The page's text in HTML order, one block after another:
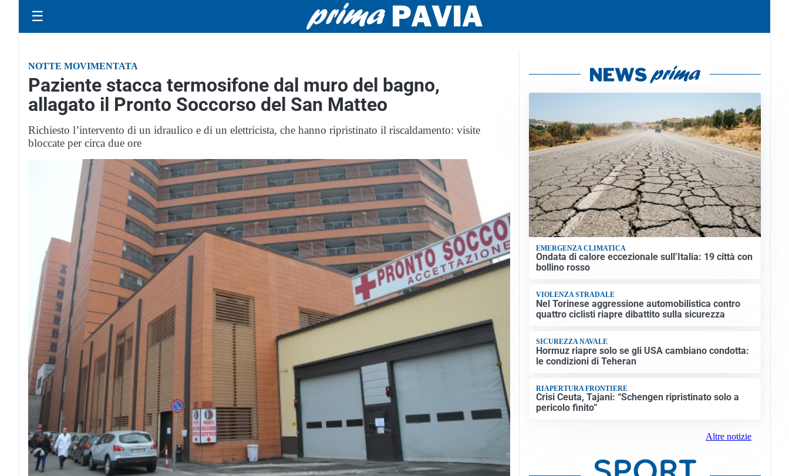
☰
NOTTE MOVIMENTATA
Paziente stacca termosifone dal muro del bagno,
allagato il Pronto Soccorso del San Matteo
Richiesto l’intervento di un idraulico e di un elettricista, che hanno ripristinato il riscaldamento: visite
bloccate per circa due ore
EMERGENZA CLIMATICA
Ondata di calore eccezionale sull’Italia: 19 città con
bollino rosso
VIOLENZA STRADALE
Nel Torinese aggressione automobilistica contro
quattro ciclisti riapre dibattito sulla sicurezza
SICUREZZA NAVALE
Hormuz riapre solo se gli USA cambiano condotta:
le condizioni di Teheran
RIAPERTURA FRONTIERE
Crisi Ceuta, Tajani: “Schengen ripristinato solo a
pericolo finito”
Altre notizie